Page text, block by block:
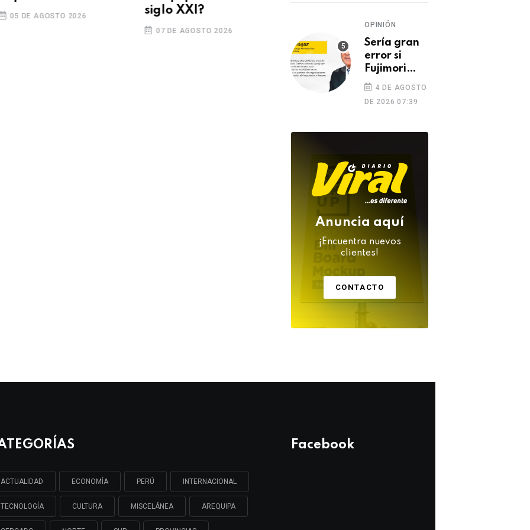
DE AGOSTO 2026
siglo XXI?
07 DE AGOSTO 2026
OPINIÓN
Sería gran
error si
Fujimori
indulta a
Castillo o
Toledo
4 DE AGOSTO
DE 2026 07:39
Anuncia aquí
¡Encuentra nuevos
clientes!
CONTACTO
ACTUALIDAD ECONOMÍA PERÚ INTERNACIONAL
TECNOLOGÍA CULTURA MISCELÁNEA AREQUIPA
Facebook